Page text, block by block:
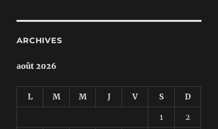
ARCHIVES
août 2026
L M M J V S D
1 2